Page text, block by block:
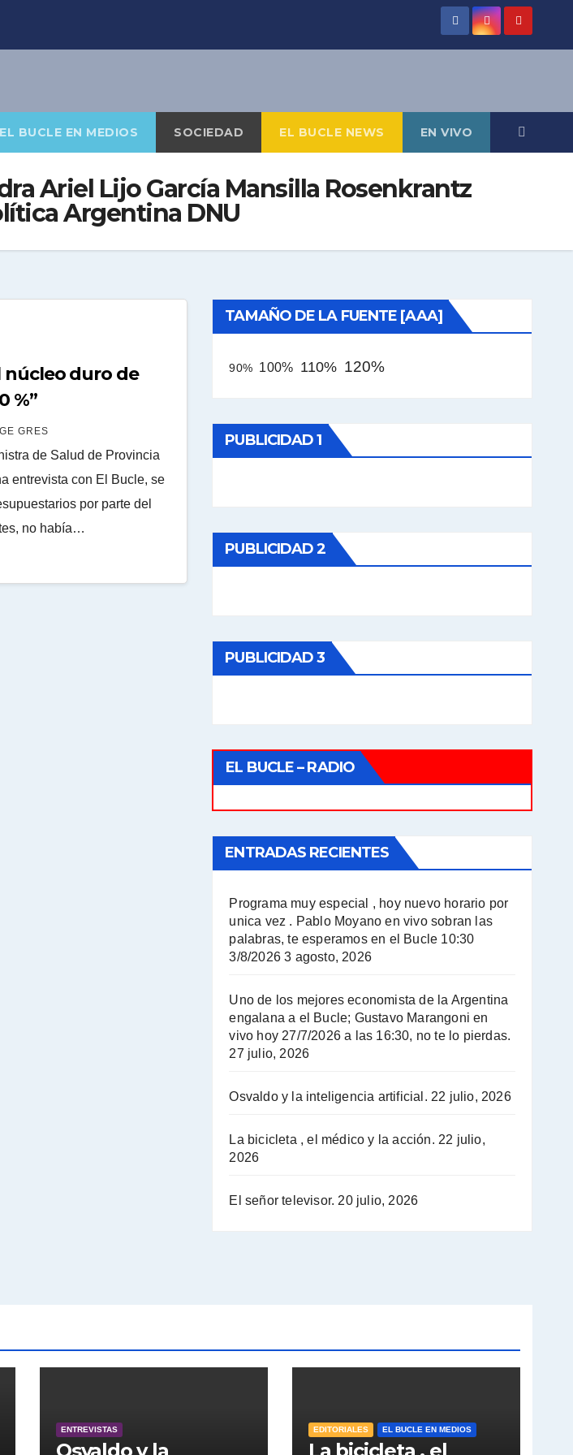
EL BUCLE EN MEDIOS SOCIEDAD EL BUCLE NEWS EN VIVO
Ariel Lijo García Mansilla Rosenkrantz
Argentina DNU
núcleo duro de
%”
GRES
de Salud de Provincia
entrevista con El Bucle, se
por parte del
no había…
TAMAÑO DE LA FUENTE [AAA]
90% 100% 110% 120%
PUBLICIDAD 1
PUBLICIDAD 2
PUBLICIDAD 3
EL BUCLE – RADIO
ENTRADAS RECIENTES
Programa muy especial , hoy nuevo horario por
unica vez . Pablo Moyano en vivo sobran las
palabras, te esperamos en el Bucle 10:30
3/8/2026 3 agosto, 2026
Uno de los mejores economista de la Argentina
engalana a el Bucle; Gustavo Marangoni en
vivo hoy 27/7/2026 a las 16:30, no te lo pierdas.
27 julio, 2026
Osvaldo y la inteligencia artificial. 22 julio, 2026
La bicicleta , el médico y la acción. 22 julio,
2026
El señor televisor. 20 julio, 2026
ENTREVISTAS
Osvaldo y la
EDITORIALES EL BUCLE EN MEDIOS
La bicicleta , el